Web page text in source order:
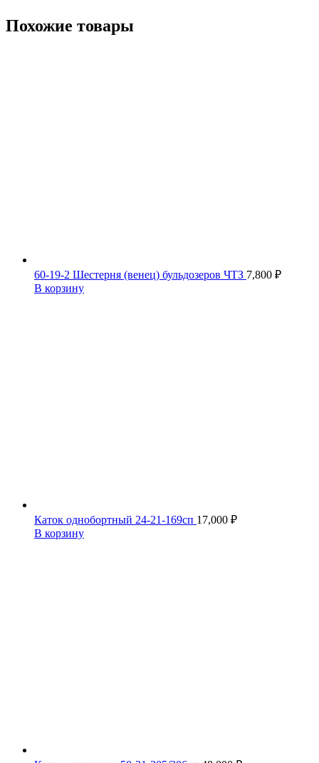
Похожие товары
60-19-2 Шестерня (венец) бульдозеров ЧТЗ 7,800 ₽
В корзину
Каток однобортный 24-21-169сп 17,000 ₽
В корзину